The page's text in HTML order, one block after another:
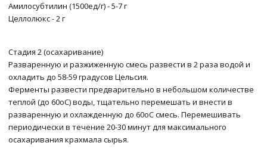
Амилосубтилин (1500ед/г) - 5-7 г
Целлолюкс - 2 г
Стадия 2 (осахаривание)
Разваренную и разжиженную смесь развести в 2 раза водой и
охладить до 58-59 градусов Цельсия.
Ферменты развести предварительно в небольшом количестве
теплой (до 60оС) воды, тщательно перемешать и внести в
разваренную и охлажденную до 60оС смесь. Перемешивать
периодически в течение 20-30 минут для максимального
осахаривания крахмала сырья.